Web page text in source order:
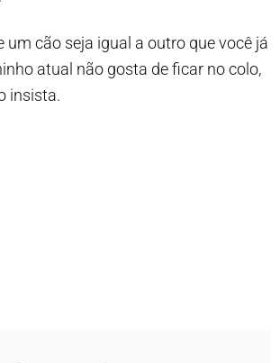
um cão seja igual a outro que você já
atual não gosta de ficar no colo,
insista.